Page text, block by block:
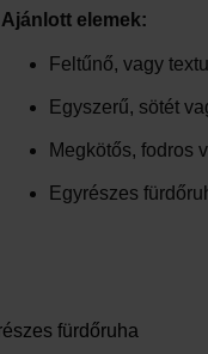
Ajánlott elemek:
Feltűnő, vagy
Egyszerű, sötét
Megkötős, fodros
Egyrészes